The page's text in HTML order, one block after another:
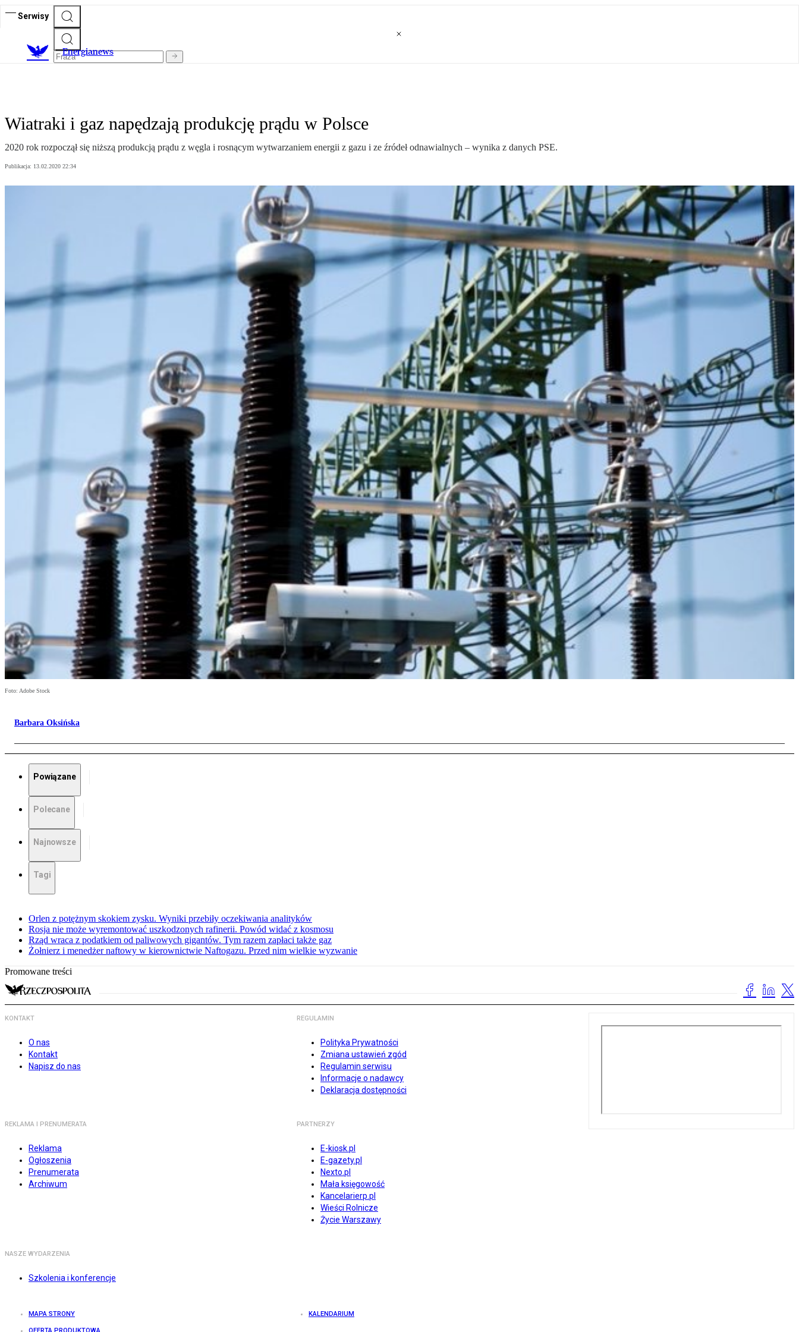
Serwisy
Energianews
Wiatraki i gaz napędzają produkcję prądu w Polsce
2020 rok rozpoczął się niższą produkcją prądu z węgla i rosnącym wytwarzaniem energii z gazu i ze źródeł odnawialnych – wynika z danych PSE.
Publikacja: 13.02.2020 22:34
Foto: Adobe Stock
Barbara Oksińska
Powiązane
Polecane
Najnowsze
Tagi
Orlen z potężnym skokiem zysku. Wyniki przebiły oczekiwania analityków
Rosja nie może wyremontować uszkodzonych rafinerii. Powód widać z kosmosu
Rząd wraca z podatkiem od paliwowych gigantów. Tym razem zapłaci także gaz
Żołnierz i menedżer naftowy w kierownictwie Naftogazu. Przed nim wielkie wyzwanie
Promowane treści
KONTAKT
O nas
Kontakt
Napisz do nas
REGULAMIN
Polityka Prywatności
Zmiana ustawień zgód
Regulamin serwisu
Informacje o nadawcy
Deklaracja dostępności
REKLAMA I PRENUMERATA
Reklama
Ogłoszenia
Prenumerata
Archiwum
PARTNERZY
E-kiosk.pl
E-gazety.pl
Nexto.pl
Mała księgowość
Kancelarierp.pl
Wieści Rolnicze
Życie Warszawy
NASZE WYDARZENIA
Szkolenia i konferencje
MAPA STRONY KALENDARIUM